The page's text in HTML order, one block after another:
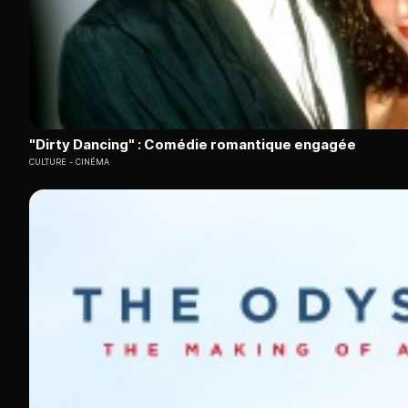
"Dirty Dancing" : Comédie romantique engagée
CULTURE CINÉMA